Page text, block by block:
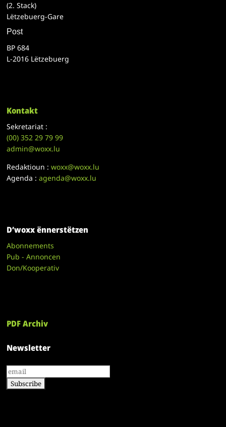
(2. Stack)
Lëtzebuerg-Gare
Post
BP 684
L-2016 Lëtzebuerg
Kontakt
Sekretariat :
(00)352 29 79 99
admin@woxx.lu
Redaktioun :woxx@woxx.lu
Agenda :agenda@woxx.lu
D’woxx ënnerstëtzen
Abonnements
Pub - Annoncen
Don/Kooperativ
PDF Archiv
Newsletter